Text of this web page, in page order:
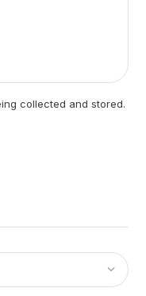
collected and stored.